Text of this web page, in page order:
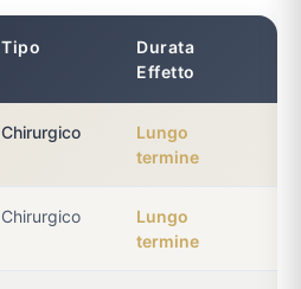
Tipo
Durata
Effetto
Chirurgico
Lungo
termine
Chirurgico
Lungo
termine